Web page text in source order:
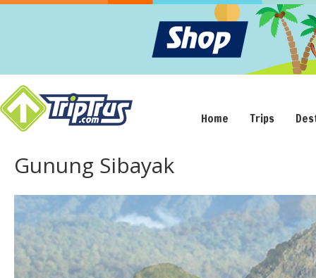
Home Trips
Gunung Sibayak